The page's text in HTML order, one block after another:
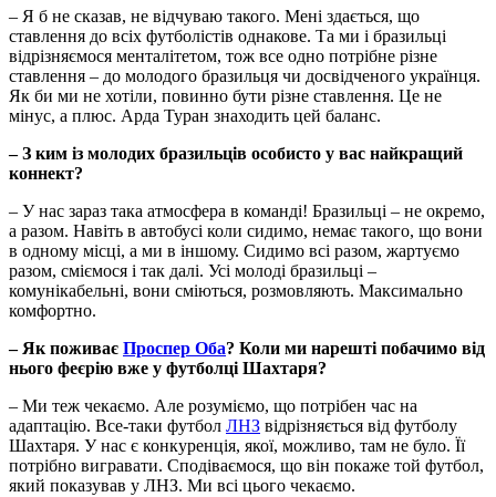
– Я б не сказав, не відчуваю такого. Мені здається, що
ставлення до всіх футболістів однакове. Та ми і бразильці
відрізняємося менталітетом, тож все одно потрібне різне
ставлення – до молодого бразильця чи досвідченого українця.
Як би ми не хотіли, повинно бути різне ставлення. Це не
мінус, а плюс. Арда Туран знаходить цей баланс.
– З ким із молодих бразильців особисто у вас найкращий
коннект?
– У нас зараз така атмосфера в команді! Бразильці – не окремо,
а разом. Навіть в автобусі коли сидимо, немає такого, що вони
в одному місці, а ми в іншому. Сидимо всі разом, жартуємо
разом, сміємося і так далі. Усі молоді бразильці –
комунікабельні, вони сміються, розмовляють. Максимально
комфортно.
– Як поживає Проспер Оба? Коли ми нарешті побачимо від
нього феєрію вже у футболці Шахтаря?
– Ми теж чекаємо. Але розуміємо, що потрібен час на
адаптацію. Все-таки футбол ЛНЗ відрізняється від футболу
Шахтаря. У нас є конкуренція, якої, можливо, там не було. Її
потрібно вигравати. Сподіваємося, що він покаже той футбол,
який показував у ЛНЗ. Ми всі цього чекаємо.